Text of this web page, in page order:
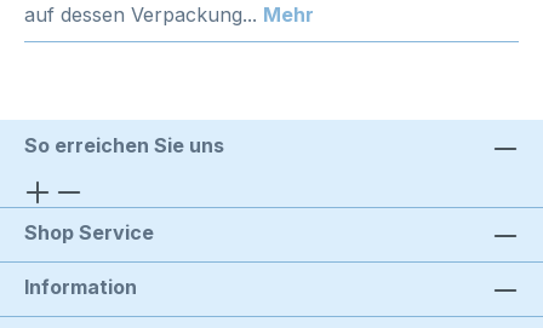
auf dessen Verpackung... Mehr
So erreichen Sie uns
Shop Service
Information